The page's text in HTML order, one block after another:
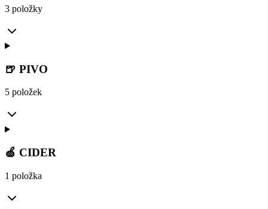
3 položky
🍺 PIVO
5 položek
🍏 CIDER
1 položka